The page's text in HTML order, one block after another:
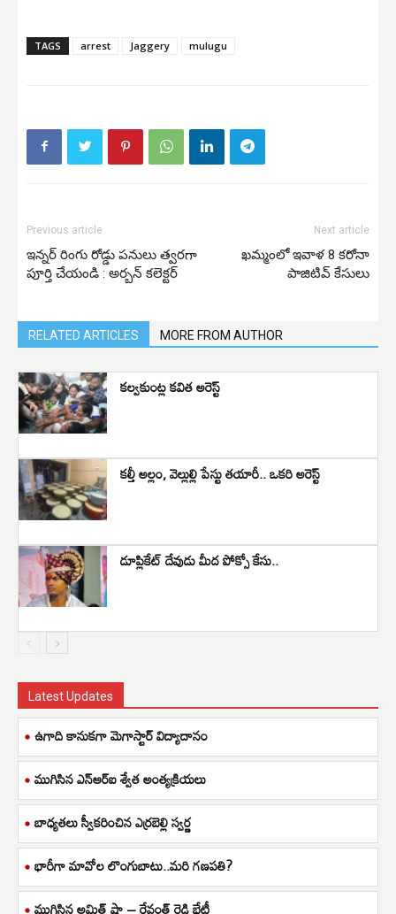
TAGS arrest Jaggery mulugu
Previous article
ఇన్నర్ రింగు రోడ్డు పనులు త్వరగా
పూర్తి చేయండి : అర్బన్ కలెక్టర్
Next article
ఖమ్మంలో ఇవాళ 8 కరోనా
పాజిటివ్‌ కేసులు
RELATED ARTICLES MORE FROM AUTHOR
కల్వకుంట్ల కవిత అరెస్ట్
కల్తీ అల్లం, వెల్లుల్లి పేస్టు తయారీ.. ఒకరి అరెస్ట్
డూప్లికేట్ దేవుడు మీద పోక్సో కేసు..
Latest Updates
ఉగాది కానుకగా మెగాస్టార్ విద్యాదానం
ముగిసిన ఎన్ఆర్ఐ శ్వేత అంత్యక్రియలు
బాధ్యతలు స్వీకరించిన ఎర్రబెల్లి స్వర్ణ
భారీగా మావోల లొంగుబాటు..మరి గణపతి?
ముగిసిన అమిత్ షా – రేవంత్ రెడ్డి భేటీ